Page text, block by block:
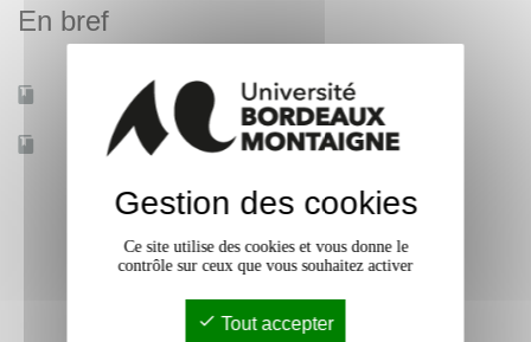
En bref
Mobilité d'études Non
Accessible à distance Oui
Gestion des cookies
Ce site utilise des cookies et vous donne le
contrôle sur ceux que vous souhaitez activer
Tout accepter